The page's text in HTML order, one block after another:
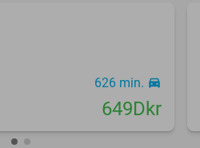
626 min. directions_car
649Dkr